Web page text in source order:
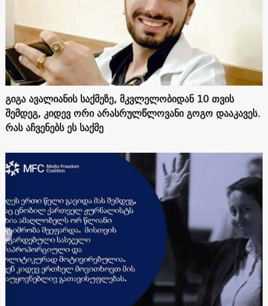
გიგა ავალიანის საქმეზე, მკვლელობიდან 10 თვის
შემდეგ, კიდევ ორი არასრულწლოვანი გოგო დააკავეს.
რას აჩვენებს ეს საქმე